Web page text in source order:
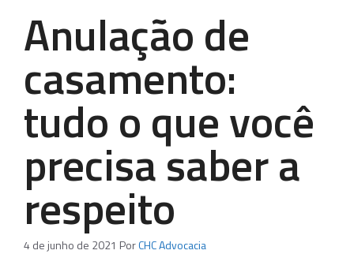
Anulação de
casamento:
tudo o que você
precisa saber a
respeito
4 de junho de 2021 PorCHC Advocacia